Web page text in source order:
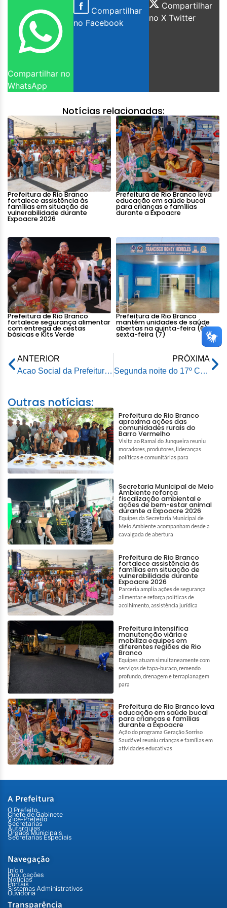
Compartilhar no
WhatsApp
Compartilhar
no Facebook
Compartilhar
no X Twitter
Notícias relacionadas:
Prefeitura de Rio Branco
fortalece assistência às
famílias em situação de
vulnerabilidade durante
Expoacre 2026
Prefeitura de Rio Branco leva
educação em saúde bucal
para crianças e famílias
durante a Expoacre
Prefeitura de Rio Branco
fortalece segurança alimentar
com entrega de cestas
básicas e Kits Verde
Prefeitura de Rio Branco
mantém unidades de saúde
abertas na quinta-feira (6) e
sexta-feira (7)
ANTERIOR
Acao Social da Prefeitura de Rio Branco segue pelo segundo dia e dezenas de pessoas da comunidade do João Eduardo são atendidas
PRÓXIMA
Segunda noite do 17º Circuito Junino de Rio Branco atrai multidão e emociona o público com apresentações marcantes
Outras notícias:
Prefeitura de Rio Branco
aproxima ações das
comunidades rurais do
Barro Vermelho
Visita ao Ramal do Junqueira reuniu
moradores, produtores, lideranças
políticas e comunitárias para
Secretaria Municipal de Meio
Ambiente reforça
fiscalização ambiental e
ações de bem-estar animal
durante a Expoacre 2026
Equipes da Secretaria Municipal de
Meio Ambiente acompanham desde a
cavalgada de abertura
Prefeitura de Rio Branco
fortalece assistência às
famílias em situação de
vulnerabilidade durante
Expoacre 2026
Parceria amplia ações de segurança
alimentar e reforça políticas de
acolhimento, assistência jurídica
Prefeitura intensifica
manutenção viária e
mobiliza equipes em
diferentes regiões de Rio
Branco
Equipes atuam simultaneamente com
serviços de tapa-buraco, remendo
profundo, drenagem e terraplanagem
para
Prefeitura de Rio Branco leva
educação em saúde bucal
para crianças e famílias
durante a Expoacre
Ação do programa Geração Sorriso
Saudável reuniu crianças e famílias em
atividades educativas
A Prefeitura
O Prefeito
Chefe de Gabinete
Vice-Prefeito
Secretarias
Autarquias
Órgãos Municipais
Secretarias Especiais
Navegação
Início
Publicações
Notícias
Portais
Sistemas Administrativos
Ouvidoria
Transparência